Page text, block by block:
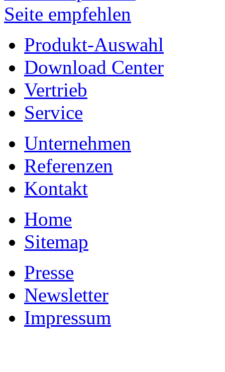
Seite empfehlen
Produkt-Auswahl
Download Center
Vertrieb
Service
Unternehmen
Referenzen
Kontakt
Home
Sitemap
Presse
Newsletter
Impressum